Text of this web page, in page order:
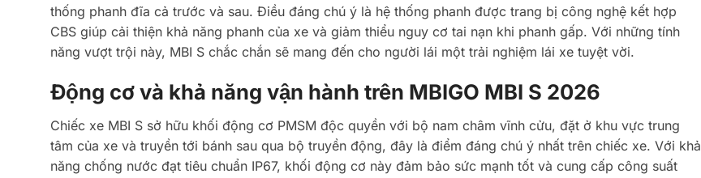
thống phanh đĩa cả trước và sau. Điều đáng chú ý là hệ thống phanh được trang bị công nghệ kết hợp
CBS giúp cải thiện khả năng phanh của xe và giảm thiểu nguy cơ tai nạn khi phanh gấp. Với những tính
năng vượt trội này, MBI S chắc chắn sẽ mang đến cho người lái một trải nghiệm lái xe tuyệt vời.
Động cơ và khả năng vận hành trên MBIGO MBI S 2026
Chiếc xe MBI S sở hữu khối động cơ PMSM độc quyền với bộ nam châm vĩnh cửu, đặt ở khu vực trung
tâm của xe và truyền tới bánh sau qua bộ truyền động, đây là điểm đáng chú ý nhất trên chiếc xe. Với khả
năng chống nước đạt tiêu chuẩn IP67, khối động cơ này đảm bảo sức mạnh tốt và cung cấp công suất